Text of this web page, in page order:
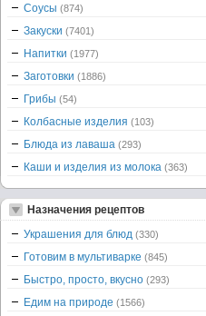
Соусы (874)
Закуски (7401)
Напитки (1977)
Заготовки (1886)
Грибы (54)
Колбасные изделия (103)
Блюда из лаваша (293)
Каши и изделия из молока (363)
Назначения рецептов
Украшения для блюд (330)
Готовим в мультиварке (845)
Быстро, просто, вкусно (293)
Едим на природе (1566)